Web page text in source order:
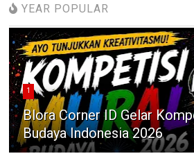
YEAR POPULAR
1
Blora Corner ID Gelar
Budaya Indonesia 2026